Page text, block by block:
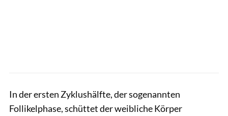
In der ersten Zyklushälfte, der sogenannten
Follikelphase, schüttet der weibliche Körper